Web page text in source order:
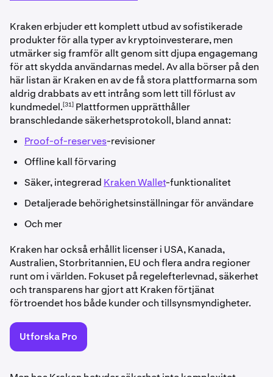
Kraken erbjuder ett komplett utbud av sofistikerade
produkter för alla typer av kryptoinvesterare, men
utmärker sig framför allt genom sitt djupa engagemang
för att skydda användarnas medel. Av alla börser på den
här listan är Kraken en av de få stora plattformarna som
aldrig drabbats av ett intrång som lett till förlust av
kundmedel.[31] Plattformen upprätthåller
branschledande säkerhetsprotokoll, bland annat:
Proof-of-reserves-revisioner
Offline kall förvaring
Säker, integrerad Kraken Wallet-funktionalitet
Detaljerade behörighetsinställningar för användare
Och mer
Kraken har också erhållit licenser i USA, Kanada,
Australien, Storbritannien, EU och flera andra regioner
runt om i världen. Fokuset på regelefterlevnad, säkerhet
och transparens har gjort att Kraken förtjänat
förtroendet hos både kunder och tillsynsmyndigheter.
Utforska Pro